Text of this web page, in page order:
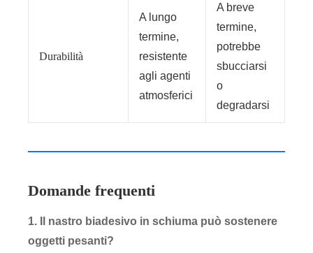
Durabilità
A lungo
termine,
resistente
agli agenti
atmosferici
A breve
termine,
potrebbe
sbucciarsi
o
degradarsi
Domande frequenti
1. Il nastro biadesivo in schiuma può sostenere
oggetti pesanti?